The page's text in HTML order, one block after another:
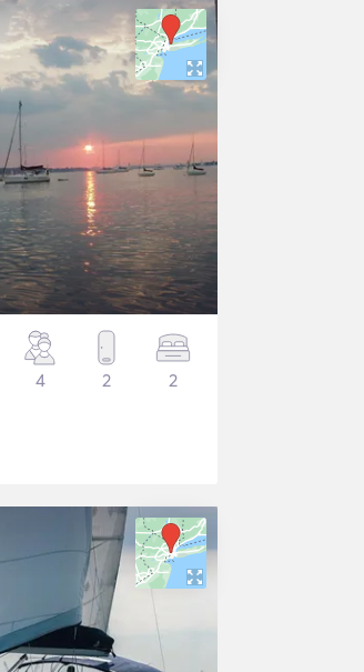
4 2 2